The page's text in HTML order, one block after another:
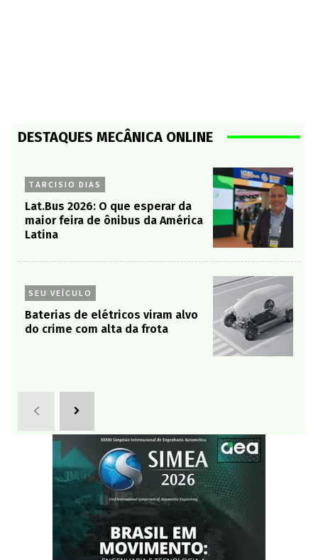
DESTAQUES MECÂNICA ONLINE
TARCISIO DIAS
Lat.Bus 2026: O que esperar da
maior feira de ônibus da América
Latina
SEU VEÍCULO
Baterias de elétricos viram alvo
do crime com alta da frota